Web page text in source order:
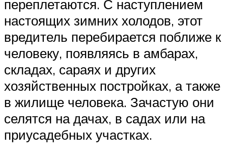
переплетаются. С наступлением
настоящих зимних холодов, этот
вредитель перебирается поближе к
человеку, появляясь в амбарах,
складах, сараях и других
хозяйственных постройках, а также
в жилище человека. Зачастую они
селятся на дачах, в садах или на
приусадебных участках.